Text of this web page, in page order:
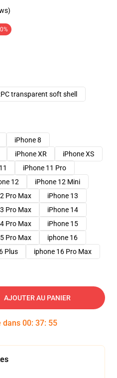
transparent soft shell
iPhone 8
iPhone XR
iPhone XS
iPhone 11 Pro
12
iPhone 12 Mini
Pro Max
iPhone 13
Pro Max
iPhone 14
Pro Max
iPhone 15
Pro Max
iphone 16
Plus iphone 16 Pro Max
AJOUTER AU PANIER
dans 00: 37: 54